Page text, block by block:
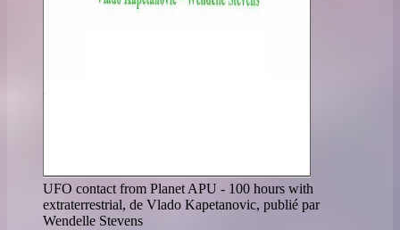
UFO contact from Planet APU - 100 hours with
extraterrestrial, de Vlado Kapetanovic, publié par
Wendelle Stevens